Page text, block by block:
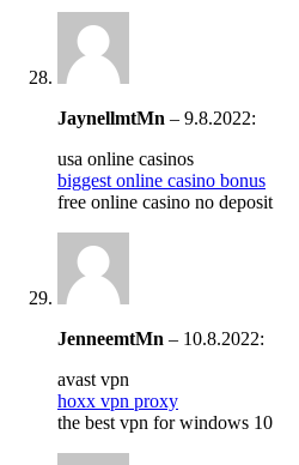
JaynellmtMn – 9.8.2022:
usa online casinos
biggest online casino bonus
free online casino no deposit
JenneemtMn – 10.8.2022:
avast vpn
hoxx vpn proxy
the best vpn for windows 10